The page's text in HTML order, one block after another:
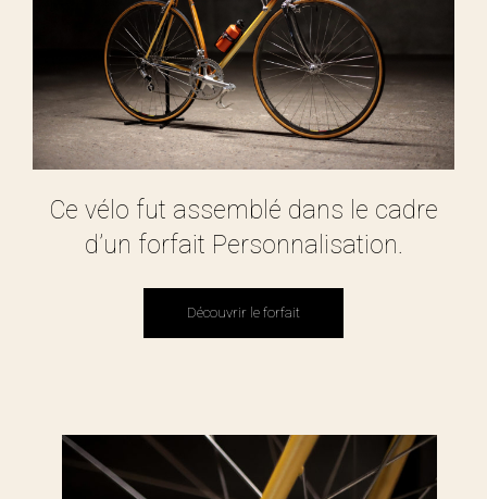
Ce vélo fut assemblé dans le cadre
d’un forfait Personnalisation.
Découvrir le forfait
Découvrir le forfait